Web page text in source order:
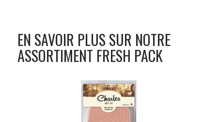
EN SAVOIR PLUS SUR NOTRE
ASSORTIMENT FRESH PACK